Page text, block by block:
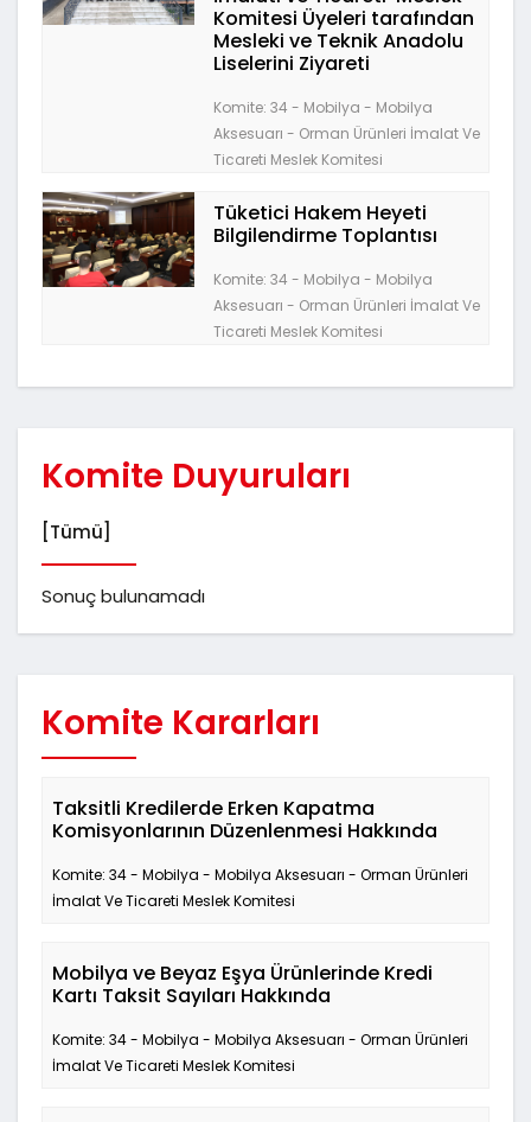
Komitesi Üyeleri tarafından
Mesleki ve Teknik Anadolu
Liselerini Ziyareti
Komite: 34 - Mobilya - Mobilya
Aksesuarı - Orman Ürünleri İmalat Ve
Ticareti Meslek Komitesi
Tüketici Hakem Heyeti
Bilgilendirme Toplantısı
Komite: 34 - Mobilya - Mobilya
Aksesuarı - Orman Ürünleri İmalat Ve
Ticareti Meslek Komitesi
Komite Duyuruları
[Tümü]
Sonuç bulunamadı
Komite Kararları
Taksitli Kredilerde Erken Kapatma
Komisyonlarının Düzenlenmesi Hakkında
Komite: 34 - Mobilya - Mobilya Aksesuarı - Orman Ürünleri
İmalat Ve Ticareti Meslek Komitesi
Mobilya ve Beyaz Eşya Ürünlerinde Kredi
Kartı Taksit Sayıları Hakkında
Komite: 34 - Mobilya - Mobilya Aksesuarı - Orman Ürünleri
İmalat Ve Ticareti Meslek Komitesi